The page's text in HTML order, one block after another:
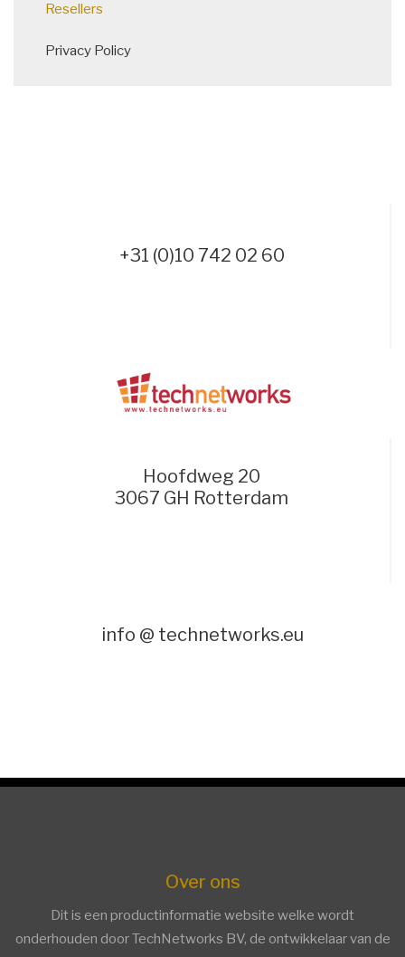
Resellers
Privacy Policy
+31 (0)10 742 02 60
Hoofdweg 20
3067 GH Rotterdam
info @ technetworks.eu
Over ons
Dit is een productinformatie website welke wordt
onderhouden door TechNetworks BV, de ontwikkelaar van de